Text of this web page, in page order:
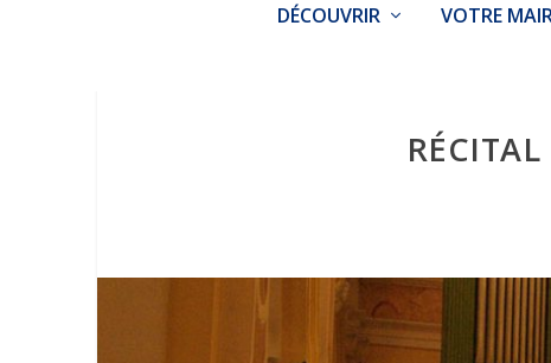
DÉCOUVRIR VOTRE